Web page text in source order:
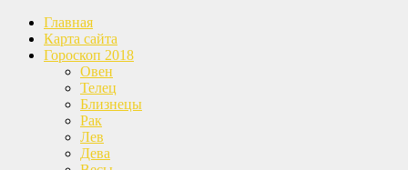
Главная
Карта сайта
Гороскоп 2018
Овен
Телец
Близнецы
Рак
Лев
Дева